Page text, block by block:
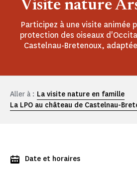
Visite nature
Participez à une visite animée
protection des oiseaux
Castelnau-Bretenoux,
Aller à : La visite nature en famille
La LPO au château de Castelnau-
Date et horaires